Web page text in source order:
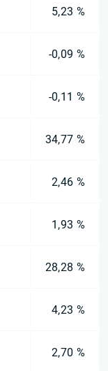
5,23 %
-0,09 %
-0,11 %
34,77 %
2,46 %
1,93 %
28,28 %
4,23 %
2,70 %